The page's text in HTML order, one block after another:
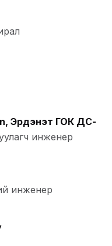
Эрдэнэт ГОК ДС-
инженер
инженер